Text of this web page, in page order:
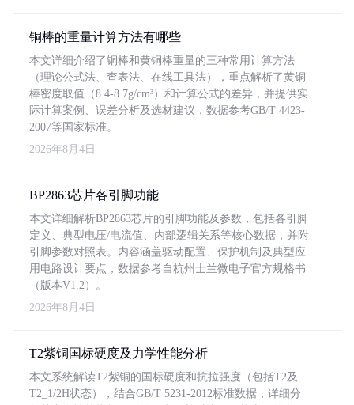
铜棒的重量计算方法有哪些
本文详细介绍了铜棒和黄铜棒重量的三种常用计算方法
（理论公式法、查表法、在线工具法），重点解析了黄铜
棒密度取值（8.4-8.7g/cm³）和计算公式的差异，并提供实
际计算案例、误差分析及选材建议，数据参考GB/T 4423-
2007等国家标准。
2026年8月4日
BP2863芯片各引脚功能
本文详细解析BP2863芯片的引脚功能及参数，包括各引脚
定义、典型电压/电流值、内部逻辑关系等核心数据，并附
引脚参数对照表。内容涵盖驱动配置、保护机制及典型应
用电路设计要点，数据参考自杭州士兰微电子官方规格书
（版本V1.2）。
2026年8月4日
T2紫铜国标硬度及力学性能分析
本文系统解读T2紫铜的国标硬度和抗拉强度（包括T2及
T2_1/2H状态），结合GB/T 5231-2012标准数据，详细分